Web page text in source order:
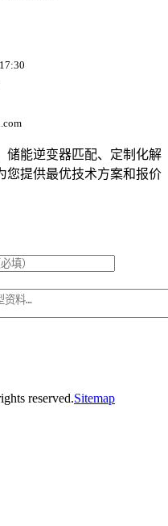
储能逆变器匹配、定制化解
您提供最优技术方案和报价
reserved.Sitemap